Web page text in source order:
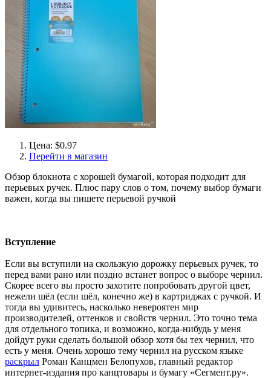
Цена: $0.97
Перейти в магазин
Обзор блокнота с хорошей бумагой, которая подходит для
перьевых ручек. Плюс пару слов о том, почему выбор бумаги
важен, когда вы пишете перьевой ручкой
Вступление
Если вы вступили на скользкую дорожку перьевых ручек, то
перед вами рано или поздно встанет вопрос о выборе чернил.
Скорее всего вы просто захотите попробовать другой цвет,
нежели шёл (если шёл, конечно же) в картриджах с ручкой. И
тогда вы удивитесь, насколько невероятен мир
производителей, оттенков и свойств чернил. Это точно тема
для отдельного топика, и возможно, когда-нибудь у меня
дойдут руки сделать большой обзор хотя бы тех чернил, что
есть у меня. Очень хорошо тему чернил на русском языке
раскрыл Роман Канцмен Белопухов, главный редактор
интернет-издания про канцтовары и бумагу «Сегмент.ру».